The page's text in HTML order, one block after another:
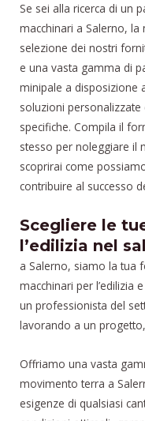
Se sei alla ricerca di un
macchinari a Salerno, la
selezione dei nostri
e una vasta gamma di
minipale a disposizione
soluzioni
specifiche. Compila il
stesso per noleggiare il
scoprirai come
contribuire al successo
Scegliere le
l’edilizia nel
a Salerno, siamo la tua
macchinari per l’edilizia
un professionista del
lavorando a un
Offriamo una vasta
movimento terra a
esigenze di qualsiasi